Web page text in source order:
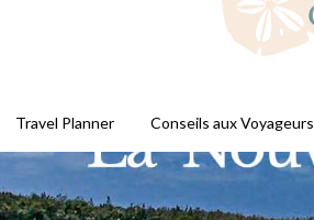
Travel Planner Conseils aux Voyageurs